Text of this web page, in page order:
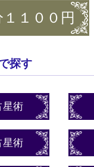
１１００円
探す
星術
星術